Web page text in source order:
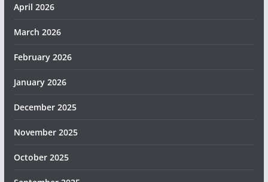
April 2026
March 2026
February 2026
January 2026
December 2025
November 2025
October 2025